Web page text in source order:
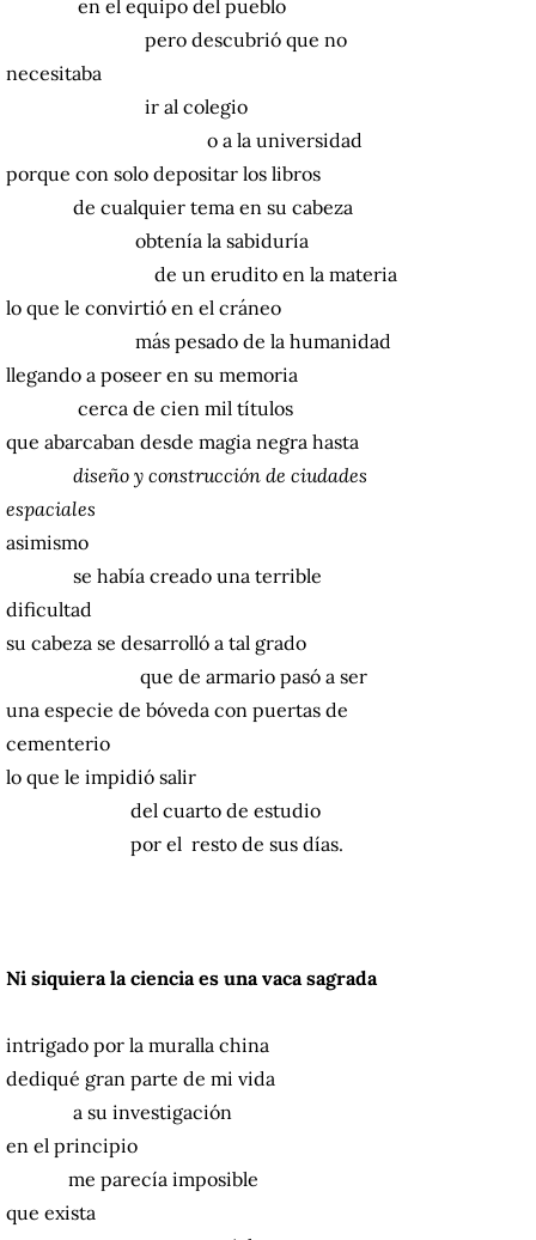
en el equipo del pueblo
pero descubrió que no
necesitaba
ir al colegio
o a la universidad
porque con solo depositar los libros
de cualquier tema en su cabeza
obtenía la sabiduría
de un erudito en la materia
lo que le convirtió en el cráneo
más pesado de la humanidad
llegando a poseer en su memoria
cerca de cien mil títulos
que abarcaban desde magia negra hasta
diseño y construcción de ciudades
espaciales
asimismo
se había creado una terrible
dificultad
su cabeza se desarrolló a tal grado
que de armario pasó a ser
una especie de bóveda con puertas de
cementerio
lo que le impidió salir
del cuarto de estudio
por el resto de sus días.
Ni siquiera la ciencia es una vaca sagrada
intrigado por la muralla china
dediqué gran parte de mi vida
a su investigación
en el principio
me parecía imposible
que exista